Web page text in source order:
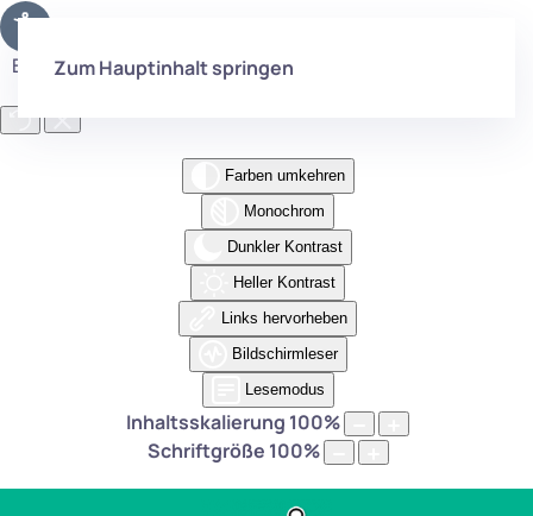
Eingabehilfen öffnen
Farben umkehren
Monochrom
Dunkler Kontrast
Heller Kontrast
Links hervorheben
Bildschirmleser
Lesemodus
Inhaltsskalierung 100%
Schriftgröße 100%
Zum Hauptinhalt springen